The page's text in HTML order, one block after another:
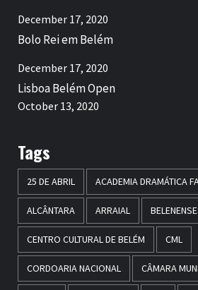
December 17, 2020
Bolo Rei em Belém
December 17, 2020
Lisboa Belém Open
October 13, 2020
Tags
25 DE ABRIL ACADEMIA DRAMÁTICA
ALCÂNTARA ARRAIAL
CENTRO CULTURAL DE BELÉM CML
CORDOARIA NACIONAL CÂMARA